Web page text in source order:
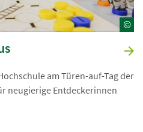
©
am Türen-auf-Tag der
neugierige Entdeckerinnen